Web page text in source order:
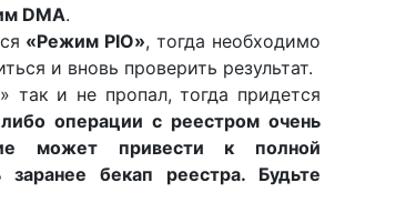
DMA.
«Режим PIO», тогда необходимо
и вновь проверить результат.
» так и не пропал, тогда придется
операции с реестром очень
может привести к полной
бекап реестра. Будьте